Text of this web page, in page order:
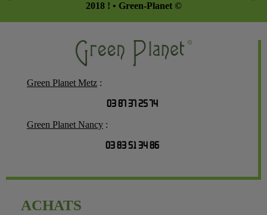
2018 ! • Green-Planet ©
Green Planet Metz :
03 87 37 25 74
Green Planet Nancy :
03 83 51 34 86
ACHATS